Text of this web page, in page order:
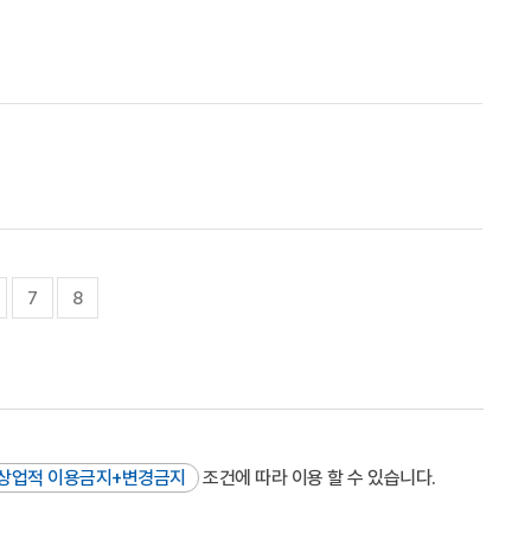
7 8
업적 이용금지+변경금지 조건에 따라 이용 할 수 있습니다.